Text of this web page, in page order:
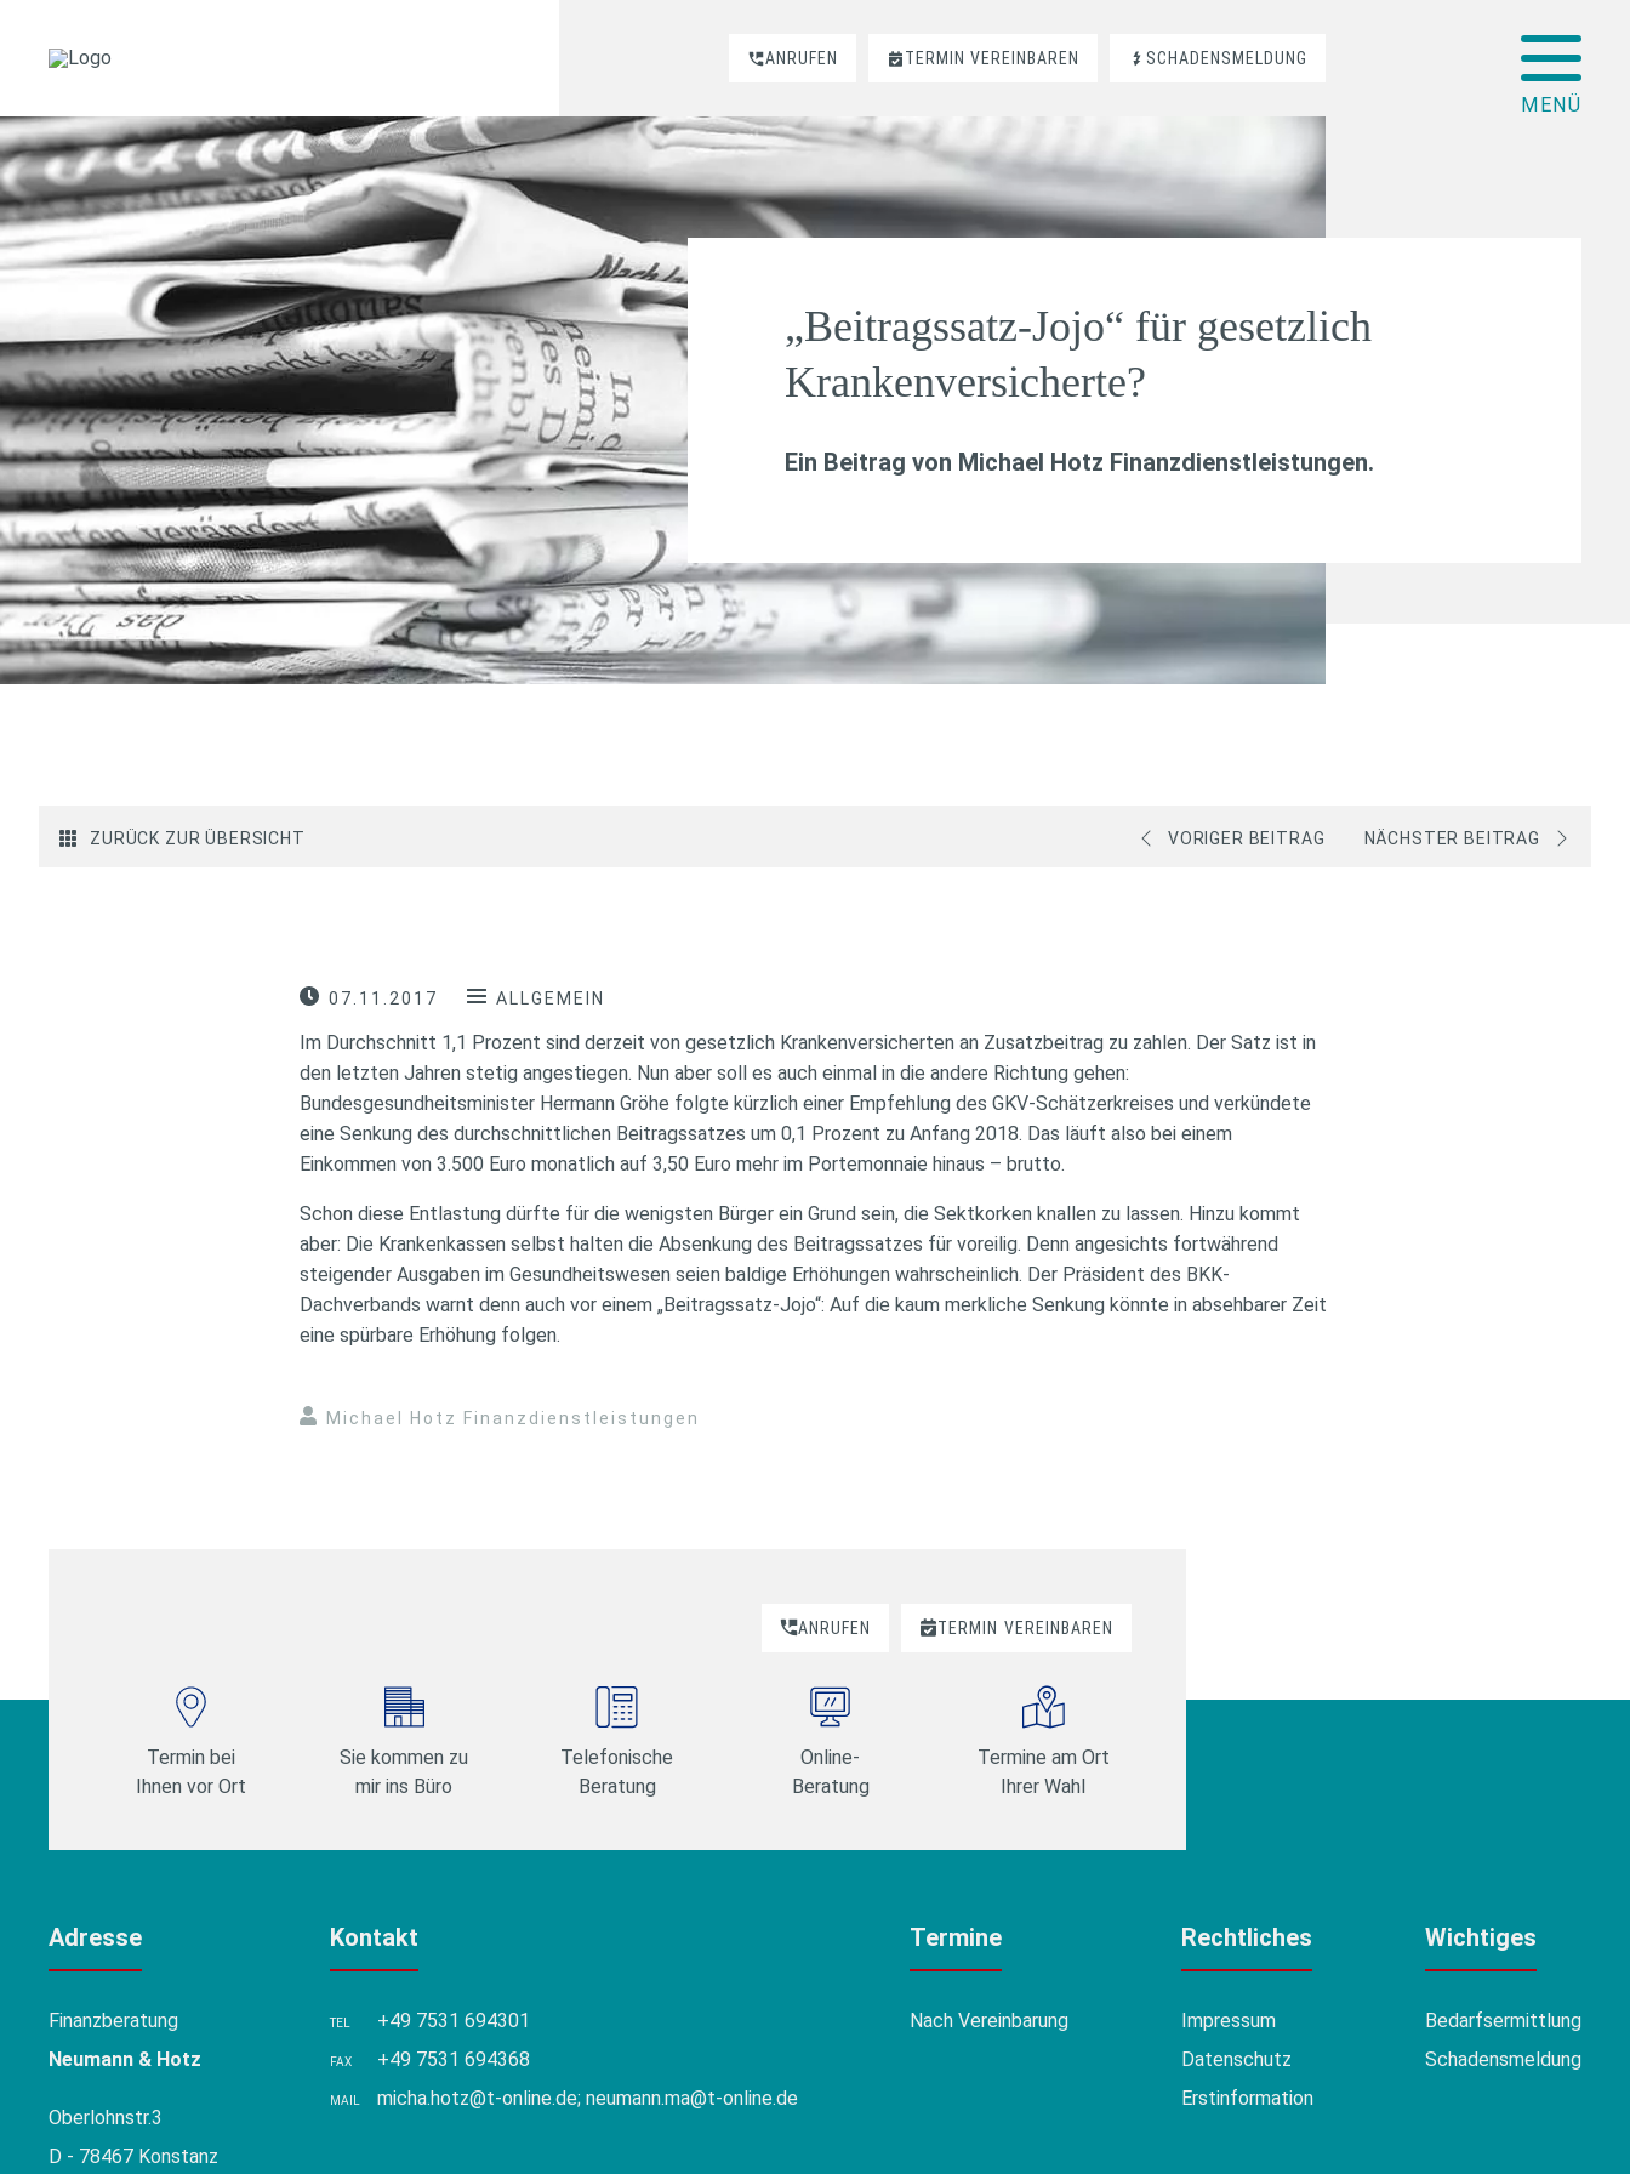
ANRUFEN TERMIN VEREINBAREN SCHADENSMELDUNG
„Beitragssatz-Jojo“ für gesetzlich
Krankenversicherte?
Ein Beitrag von Michael Hotz Finanzdienstleistungen.
ZURÜCK ZUR ÜBERSICHT VORIGER BEITRAG NÄCHSTER BEITRAG
07.11.2017 ALLGEMEIN
Im Durchschnitt 1,1 Prozent sind derzeit von gesetzlich Krankenversicherten an Zusatzbeitrag zu zahlen. Der Satz ist in
den letzten Jahren stetig angestiegen. Nun aber soll es auch einmal in die andere Richtung gehen:
Bundesgesundheitsminister Hermann Gröhe folgte kürzlich einer Empfehlung des GKV-Schätzerkreises und verkündete
eine Senkung des durchschnittlichen Beitragssatzes um 0,1 Prozent zu Anfang 2018. Das läuft also bei einem
Einkommen von 3.500 Euro monatlich auf 3,50 Euro mehr im Portemonnaie hinaus – brutto.
Schon diese Entlastung dürfte für die wenigsten Bürger ein Grund sein, die Sektkorken knallen zu lassen. Hinzu kommt
aber: Die Krankenkassen selbst halten die Absenkung des Beitragssatzes für voreilig. Denn angesichts fortwährend
steigender Ausgaben im Gesundheitswesen seien baldige Erhöhungen wahrscheinlich. Der Präsident des BKK-
Dachverbands warnt denn auch vor einem „Beitragssatz-Jojo“: Auf die kaum merkliche Senkung könnte in absehbarer Zeit
eine spürbare Erhöhung folgen.
Michael Hotz Finanzdienstleistungen
ANRUFEN TERMIN VEREINBAREN
Termin bei
Ihnen vor Ort
Sie kommen zu
mir ins Büro
Telefonische
Beratung
Online-
Beratung
Termine am Ort
Ihrer Wahl
Adresse
Finanzberatung
Neumann & Hotz
Oberlohnstr.3
D - 78467 Konstanz
Kontakt
TEL +49 7531 694301
FAX +49 7531 694368
MAIL micha.hotz@t-online.de; neumann.ma@t-online.de
Termine
Nach Vereinbarung
Rechtliches
Impressum
Datenschutz
Erstinformation
Wichtiges
Bedarfsermittlung
Schadensmeldung